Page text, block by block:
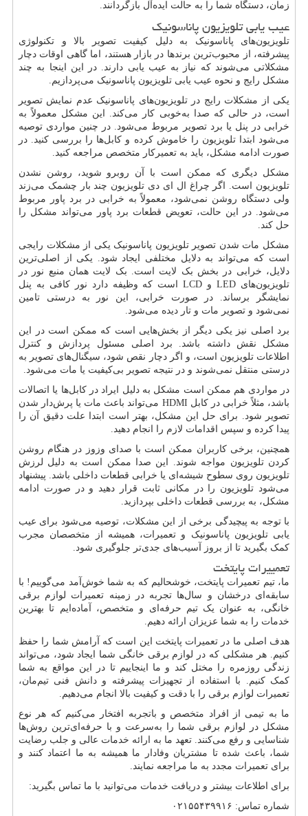
زمان، دستگاه شما را به حالت ایده‌آل بازگردانند.
عیب یابی تلویزیون پاناسونیک
تلویزیون‌های پاناسونیک به دلیل کیفیت تصویر بالا و تکنولوژی
پیشرفته، از محبوب‌ترین برندها در بازار هستند، اما گاهی اوقات دچار
مشکلاتی می‌شوند که نیاز به عیب یابی دارند. در این اینجا به چند
مشکل رایج و نحوه عیب یابی تلویزیون پاناسونیک می‌پردازیم.
یکی از مشکلات رایج در تلویزیون‌های پاناسونیک عدم نمایش تصویر
است، در حالی که صدا به‌خوبی کار می‌کند. این مشکل معمولاً به
خرابی در پنل یا برد تصویر مربوط می‌شود. در چنین مواردی توصیه
می‌شود ابتدا تلویزیون را خاموش کرده و کابل‌ها را بررسی کنید. در
صورت ادامه مشکل، باید به تعمیرکار متخصص مراجعه کنید.
مشکل دیگری که ممکن است با آن روبرو شوید، روشن نشدن
تلویزیون است. اگر چراغ ال ای دی تلویزیون چند بار چشمک می‌زند
ولی دستگاه روشن نمی‌شود، معمولاً به خرابی در برد پاور مربوط
می‌شود. در این حالت، تعویض قطعات برد پاور می‌تواند مشکل را
حل کند.
مشکل مات شدن تصویر تلویزیون پاناسونیک یکی از مشکلات رایجی
است که می‌تواند به دلایل مختلفی ایجاد شود. یکی از اصلی‌ترین
دلایل، خرابی در بخش بک لایت است. بک لایت همان منبع نور در
تلویزیون‌های LED و LCD است که وظیفه دارد نور کافی به پنل
نمایشگر برساند. در صورت خرابی، این نور به ‌درستی تامین
نمی‌شود و تصویر مات و تار دیده می‌شود.
برد اصلی نیز یکی دیگر از بخش‌هایی است که ممکن است در این
مشکل نقش داشته باشد. برد اصلی مسئول پردازش و کنترل
اطلاعات تلویزیون است، و اگر دچار نقص شود، سیگنال‌های تصویر به
درستی منتقل نمی‌شوند و در نتیجه تصویر بی‌کیفیت یا مات می‌شود.
در مواردی هم ممکن است مشکل به دلیل ایراد در کابل‌ها یا اتصالات
باشد، مثلاً خرابی در کابل HDMI می‌تواند باعث مات یا پرش‌دار شدن
تصویر شود. برای حل این مشکل، بهتر است ابتدا علت دقیق آن را
پیدا کرده و سپس اقدامات لازم را انجام دهید.
همچنین، برخی کاربران ممکن است با صدای وزوز در هنگام روشن
کردن تلویزیون مواجه شوند. این صدا ممکن است به دلیل لرزش
تلویزیون روی سطوح شیشه‌ای یا خرابی قطعات داخلی باشد. پیشنهاد
می‌شود تلویزیون را در مکانی ثابت قرار دهید و در صورت ادامه
مشکل، به بررسی قطعات داخلی بپردازید.
با توجه به پیچیدگی برخی از این مشکلات، توصیه می‌شود برای عیب
یابی تلویزیون پاناسونیک و تعمیرات، همیشه از متخصصان مجرب
کمک بگیرید تا از بروز آسیب‌های جدی‌تر جلوگیری شود.
تعمییرات پایتخت
ما، تیم تعمیرات پایتخت، خوشحالیم که به شما خوش‌آمد می‌گوییم! با
سابقه‌ای درخشان و سال‌ها تجربه در زمینه تعمیرات لوازم برقی
خانگی، به عنوان یک تیم حرفه‌ای و متخصص، آماده‌ایم تا بهترین
خدمات را به شما عزیزان ارائه دهیم.
هدف اصلی ما در تعمیرات پایتخت این است که آرامش شما را حفظ
کنیم. هر مشکلی که در لوازم برقی خانگی شما ایجاد شود، می‌تواند
زندگی روزمره را مختل کند و ما اینجاییم تا در این مواقع به شما
کمک کنیم. با استفاده از تجهیزات پیشرفته و دانش فنی تیم‌مان،
تعمیرات لوازم برقی را با دقت و کیفیت بالا انجام می‌دهیم.
ما به تیمی از افراد متخصص و باتجربه افتخار می‌کنیم که هر نوع
مشکل در لوازم برقی شما را به‌سرعت و با حرفه‌ای‌ترین روش‌ها
شناسایی و رفع می‌کنند. تعهد ما به ارائه خدمات عالی و جلب رضایت
شما، باعث شده تا مشتریان وفادار ما همیشه به ما اعتماد کنند و
برای تعمیرات مجدد به ما مراجعه نمایند.
برای اطلاعات بیشتر و دریافت خدمات می‌توانید با ما تماس بگیرید:
شماره تماس: ۰۲۱۵۵۴۳۹۹۱۶